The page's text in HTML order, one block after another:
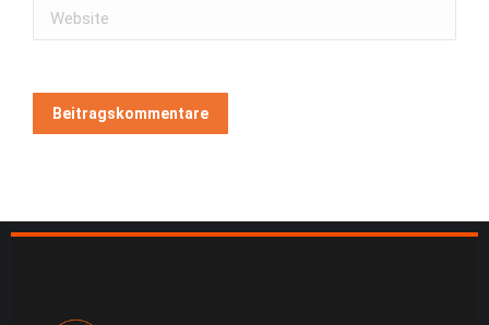
Website
Beitragskommentare